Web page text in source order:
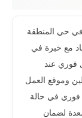
في حي المنطقة
مع خبرة في
فوري عند
وموقع العمل
فوري في حالة
معدة لضمان